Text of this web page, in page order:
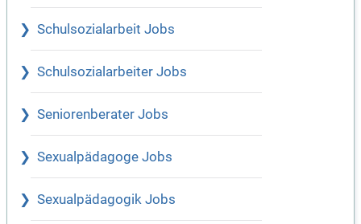
Schulsozialarbeit Jobs
Schulsozialarbeiter Jobs
Seniorenberater Jobs
Sexualpädagoge Jobs
Sexualpädagogik Jobs